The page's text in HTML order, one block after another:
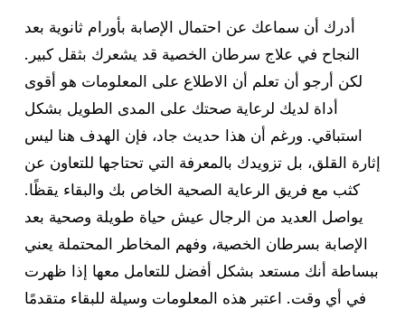
أدرك أن سماعك عن احتمال الإصابة بأورام ثانوية بعد
النجاح في علاج سرطان الخصية قد يشعرك بثقل كبير.
لكن أرجو أن تعلم أن الاطلاع على المعلومات هو أقوى
أداة لديك لرعاية صحتك على المدى الطويل بشكل
استباقي. ورغم أن هذا حديث جاد، فإن الهدف هنا ليس
إثارة القلق، بل تزويدك بالمعرفة التي تحتاجها للتعاون عن
كثب مع فريق الرعاية الصحية الخاص بك والبقاء يقظًا.
يواصل العديد من الرجال عيش حياة طويلة وصحية بعد
الإصابة بسرطان الخصية، وفهم المخاطر المحتملة يعني
ببساطة أنك مستعد بشكل أفضل للتعامل معها إذا ظهرت
في أي وقت. اعتبر هذه المعلومات وسيلة للبقاء متقدمًا